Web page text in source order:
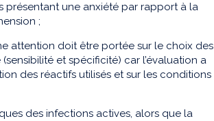
présentant une anxiété par rapport à la
;
attention doit être portée sur le choix des
et spécificité) car l’évaluation a
des réactifs utilisés et sur les conditions
des infections actives, alors que la